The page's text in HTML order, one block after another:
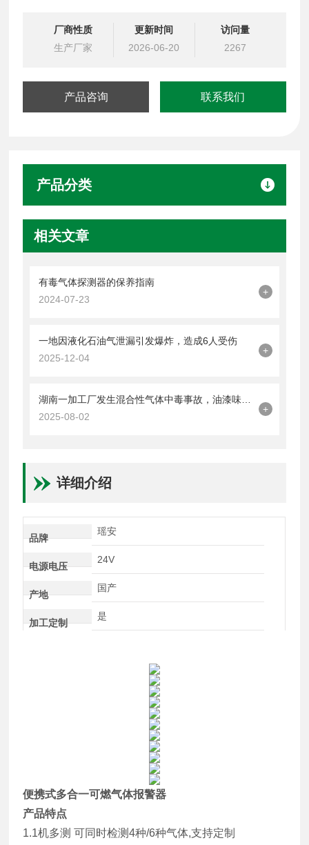
3、数据读取轻松：2.8英寸液晶彩屏，实时显示气体浓
度、时间、温度、电量，背光亮度10级可调，昏暗环境下
厂商性质
生产厂家
更新时间
2026-06-20
访问量
2267
产品咨询 联系我们
产品分类
相关文章
有毒气体探测器的保养指南
2024-07-23
+
一地因液化石油气泄漏引发爆炸，造成6人受伤
2025-12-04
+
2025-08-02
+
详细介绍
品牌
瑶安
电源电压
24V
产地
国产
加工定制
是
便携式多合一可燃气体报警器
产品特点
1.1机多测 可同时检测4种/6种气体,支持定制